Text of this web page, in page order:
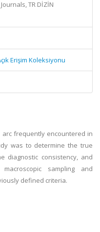
TR DİZİN
Erişim Koleksiyonu
arc frequently encountered in
was to determine the true
diagnostic consistency, and
sampling and
defined criteria.